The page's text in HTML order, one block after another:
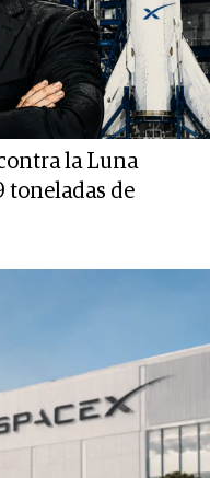
la Luna
toneladas de